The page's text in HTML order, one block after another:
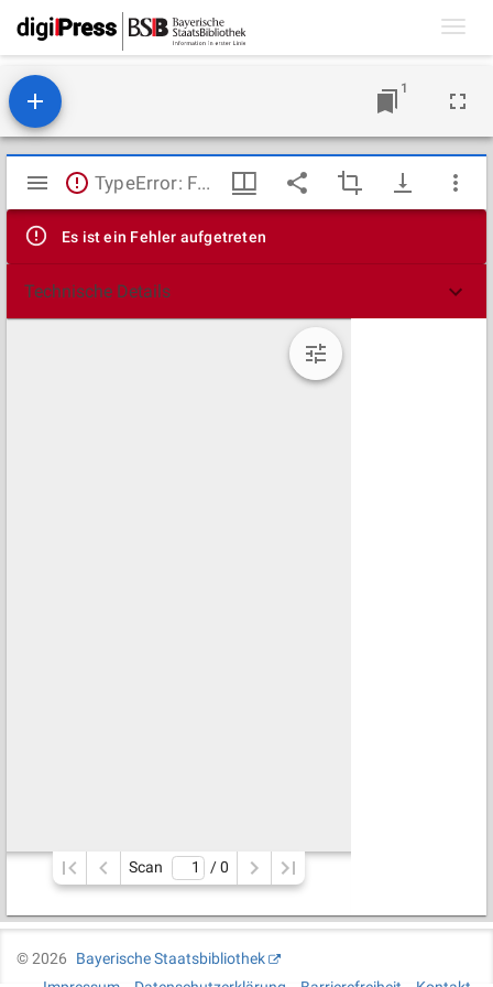
1
Mirador
Viewer
TypeError: Failed to fetch
Es ist ein Fehler aufgetreten
Technische Details
Scan / 0
©2026
Bayerische Staatsbibliothek